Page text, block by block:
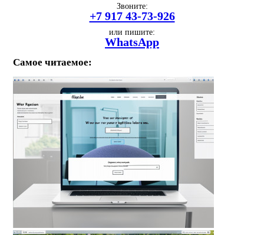
Звоните:
+7 917 43-73-926
или пишите:
WhatsApp
Самое читаемое: